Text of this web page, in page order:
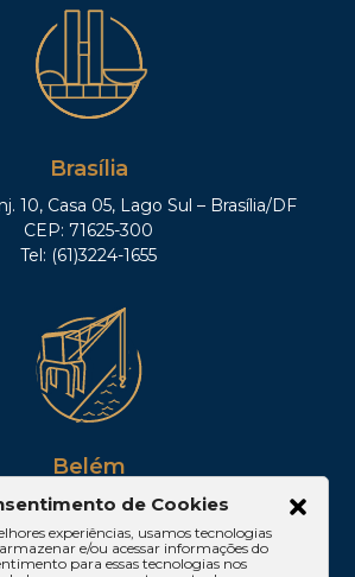
Brasília
10, Casa 05, Lago Sul – Brasília/DF
CEP: 71625-300
Tel: (61)3224-1655
Belém
de Souza Franco, 05, Sala 2102 –
Corporate, Umarizal – Belém/PA
CEP: 66053-000
de Cookies
experiências, usamos tecnologias
e/ou acessar informações do
para essas tecnologias nos